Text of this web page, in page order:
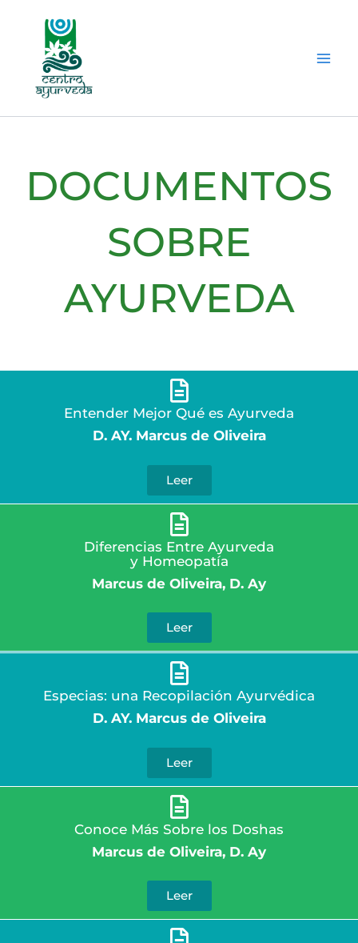
contenido
DOCUMENTOS
SOBRE
AYURVEDA
Entender Mejor Qué es Ayurveda
D. AY. Marcus de Oliveira
Leer
Diferencias Entre Ayurveda
y Homeopatía
Marcus de Oliveira, D. Ay
Leer
Especias: una Recopilación Ayurvédica
D. AY. Marcus de Oliveira
Leer
Conoce Más Sobre los Doshas
Marcus de Oliveira, D. Ay
Leer